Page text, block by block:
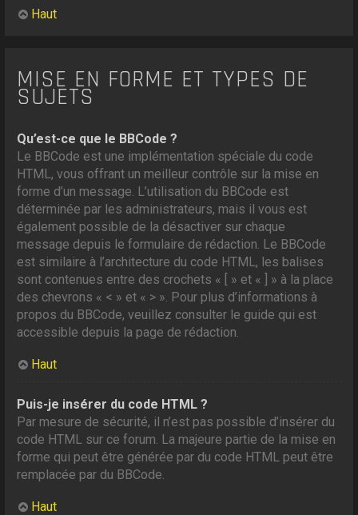
Haut
MISE EN FORME ET TYPES DE
SUJETS
Qu’est-ce que le BBCode ?
Le BBCode est une implémentation spéciale du code
HTML, vous offrant un meilleur contrôle sur la mise en
forme d’un message. L’utilisation du BBCode est
déterminée par les administrateurs, mais il vous est
également possible de la désactiver sur chaque
message depuis le formulaire de rédaction. Le BBCode
est similaire à l’architecture du code HTML, les balises
sont contenues entre des crochets « [ » et « ] » à la place
des chevrons « < » et « > ». Pour plus d’informations à
propos du BBCode, veuillez consulter le guide qui est
accessible depuis la page de rédaction.
Haut
Puis-je insérer du code HTML ?
Par mesure de sécurité, il n’est pas possible d’insérer du
code HTML sur ce forum. La majeure partie de la mise en
forme qui peut être générée par du code HTML peut être
remplacée par du BBCode.
Haut